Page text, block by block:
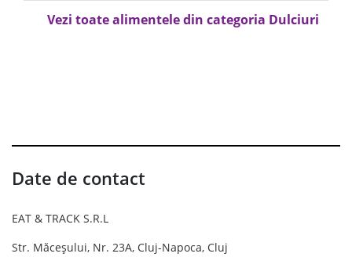
Vezi toate alimentele din categoria Dulciuri
Date de contact
EAT & TRACK S.R.L
Str. Măceșului, Nr. 23A, Cluj-Napoca, Cluj